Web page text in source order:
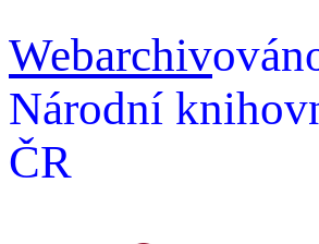
Webarchiv
Národní
ČR